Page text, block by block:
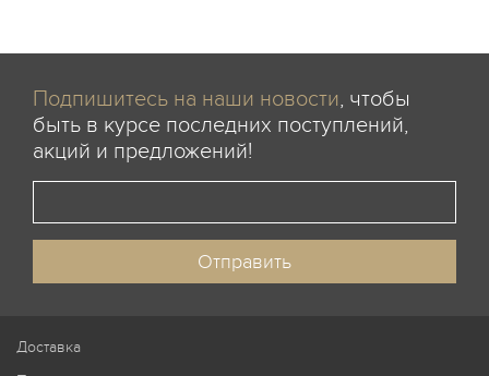
Подпишитесь на наши новости, чтобы
быть в курсе последних поступлений,
акций и предложений!
Доставка